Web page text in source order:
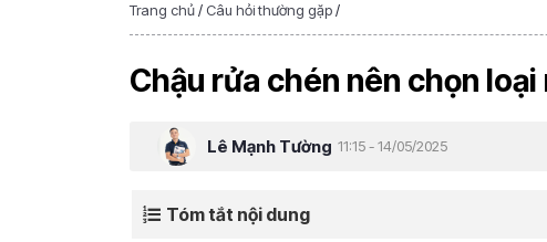
Trang chủ/ Câu hỏi thường gặp/
Chậu rửa chén nên chọn
Lê Mạnh Tường 11:15 - 14/05/2025
Tóm tắt nội dung